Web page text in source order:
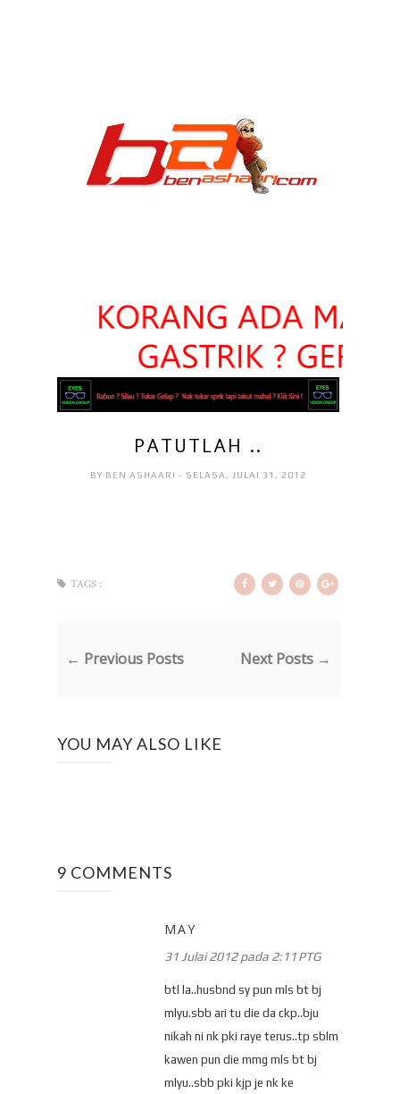
PATUTLAH ..
BY BEN ASHAARI- SELASA, JULAI 31, 2012
TAGS :
← Previous Posts Next Posts →
YOU MAY ALSO LIKE
9 COMMENTS
MAY
31 Julai 2012 pada 2:11 PTG
btl la..husbnd sy pun mls bt bj
mlyu.sbb ari tu die da ckp..bju
nikah ni nk pki raye terus..tp sblm
kawen pun die mmg mls bt bj
mlyu..sbb pki kjp je nk ke